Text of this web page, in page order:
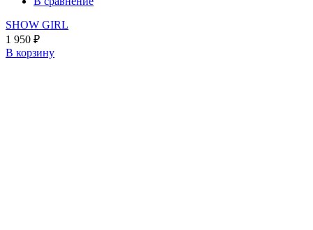
SHOW GIRL
1 950 ₽
В корзину